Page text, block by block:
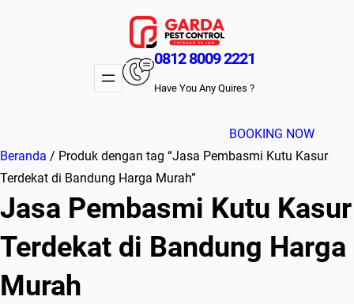
0812 8009 2221
Have You Any Quires ?
BOOKING NOW
Beranda / Produk dengan tag “Jasa Pembasmi Kutu Kasur
Terdekat di Bandung Harga Murah”
Jasa Pembasmi Kutu Kasur
Terdekat di Bandung Harga
Murah